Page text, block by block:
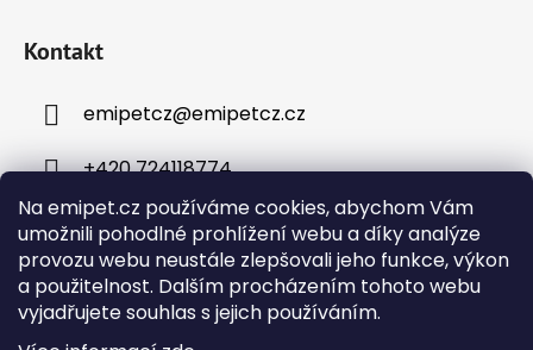
Na emipet.cz používáme cookies, abychom Vám
umožnili pohodlné prohlížení webu a díky analýze
provozu webu neustále zlepšovali jeho funkce, výkon
a použitelnost. Dalším procházením tohoto webu
vyjadřujete souhlas s jejich používáním.
Kontakt
emipetcz@emipetcz.cz
+420 724118774
Instagram